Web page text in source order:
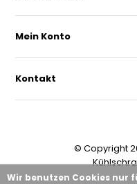
Mein Konto
Kontakt
© Copyright
Wir benutzen Cookies nur